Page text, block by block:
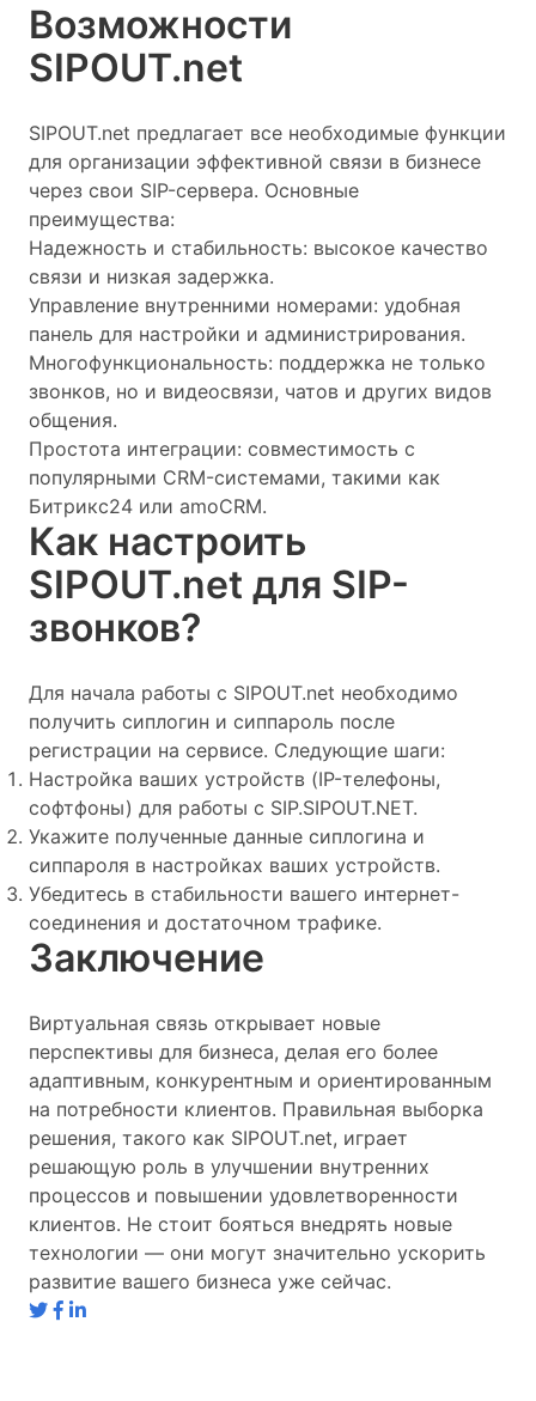
Возможности
SIPOUT.net
SIPOUT.net предлагает все необходимые функции
для организации эффективной связи в бизнесе
через свои SIP-сервера. Основные
преимущества:
Надежность и стабильность: высокое качество
связи и низкая задержка.
Управление внутренними номерами: удобная
панель для настройки и администрирования.
Многофункциональность: поддержка не только
звонков, но и видеосвязи, чатов и других видов
общения.
Простота интеграции: совместимость с
популярными CRM-системами, такими как
Битрикс24 или amoCRM.
Как настроить
SIPOUT.net для SIP-
звонков?
Для начала работы с SIPOUT.net необходимо
получить сиплогин и сиппароль после
регистрации на сервисе. Следующие шаги:
Настройка ваших устройств (IP-телефоны,
софтфоны) для работы с SIP.SIPOUT.NET.
Укажите полученные данные сиплогина и
сиппароля в настройках ваших устройств.
Убедитесь в стабильности вашего интернет-
соединения и достаточном трафике.
Заключение
Виртуальная связь открывает новые
перспективы для бизнеса, делая его более
адаптивным, конкурентным и ориентированным
на потребности клиентов. Правильная выборка
решения, такого как SIPOUT.net, играет
решающую роль в улучшении внутренних
процессов и повышении удовлетворенности
клиентов. Не стоит бояться внедрять новые
технологии — они могут значительно ускорить
развитие вашего бизнеса уже сейчас.